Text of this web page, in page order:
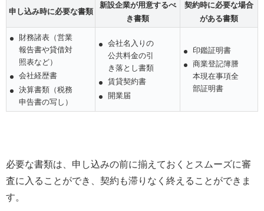
申し込み時に必要な書類
新設企業が用意するべ
き書類
契約時に必要な場合
がある書類
財務諸表（営業
報告書や貸借対
照表など）
会社経歴書
決算書類（税務
申告書の写し）
会社名入りの
公共料金の引
き落とし書類
賃貸契約書
開業届
印鑑証明書
商業登記簿謄
本現在事項全
部証明書
必要な書類は、申し込みの前に揃えておくとスムーズに審
査に入ることができ、契約も滞りなく終えることができま
す。